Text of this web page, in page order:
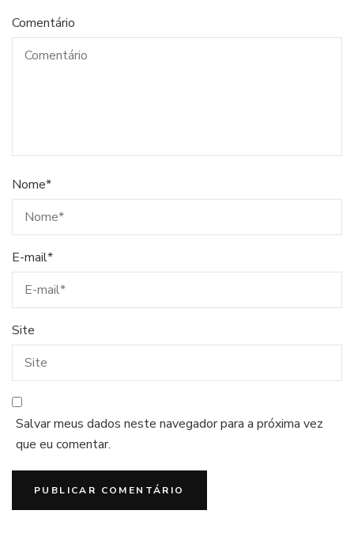
Comentário
Nome*
E-mail*
Site
Salvar meus dados neste navegador para a próxima vez
que eu comentar.